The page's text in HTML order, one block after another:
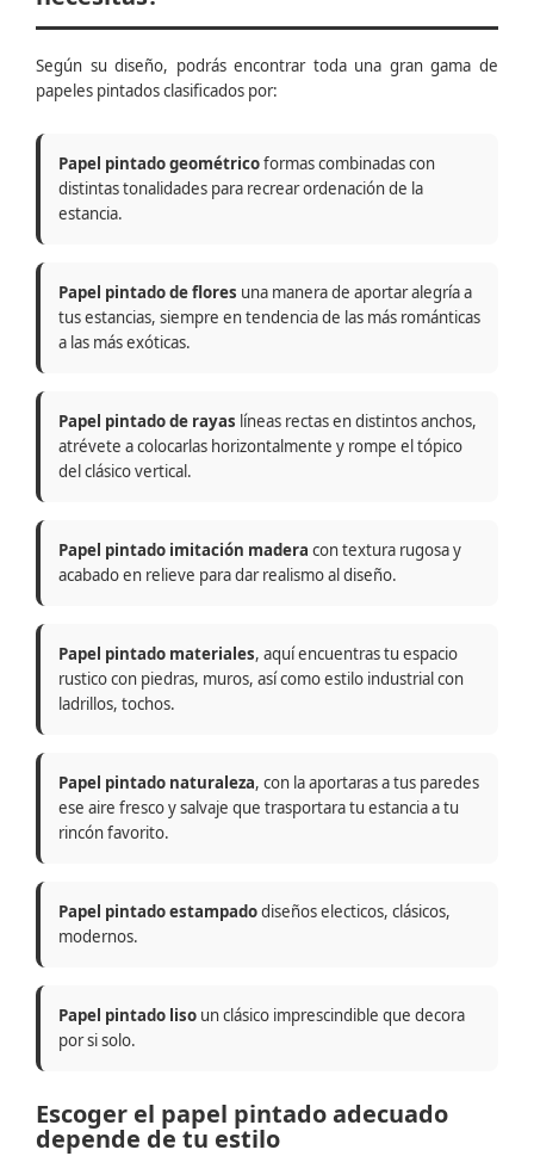
Según su diseño, podrás encontrar toda una gran gama de
papeles pintados clasificados por:
Papel pintado geométricoformas combinadas con
distintas tonalidades para recrear ordenación de la
estancia.
Papel pintado de flores una manera de aportar alegría a
tus estancias, siempre en tendencia de las más románticas
a las más exóticas.
Papel pintado de rayas líneas rectas en distintos anchos,
atrévete a colocarlas horizontalmente y rompe el tópico
del clásico vertical.
Papel pintado imitación madera con textura rugosa y
acabado en relieve para dar realismo al diseño.
Papel pintado materiales, aquí encuentras tu espacio
rustico con piedras, muros, así como estilo industrial con
ladrillos, tochos.
Papel pintado naturaleza, con la aportaras a tus paredes
ese aire fresco y salvaje que trasportara tu estancia a tu
rincón favorito.
Papel pintado estampadodiseños electicos, clásicos,
modernos.
Papel pintado liso un clásico imprescindible que decora
por si solo.
Escoger el papel pintado adecuado
depende de tu estilo